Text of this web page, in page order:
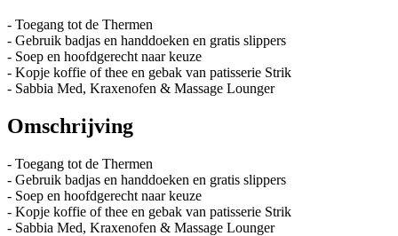
- Toegang tot de Thermen
- Gebruik badjas en handdoeken en gratis slippers
- Soep en hoofdgerecht naar keuze
- Kopje koffie of thee en gebak van patisserie Strik
- Sabbia Med, Kraxenofen & Massage Lounger
Omschrijving
- Toegang tot de Thermen
- Gebruik badjas en handdoeken en gratis slippers
- Soep en hoofdgerecht naar keuze
- Kopje koffie of thee en gebak van patisserie Strik
- Sabbia Med, Kraxenofen & Massage Lounger